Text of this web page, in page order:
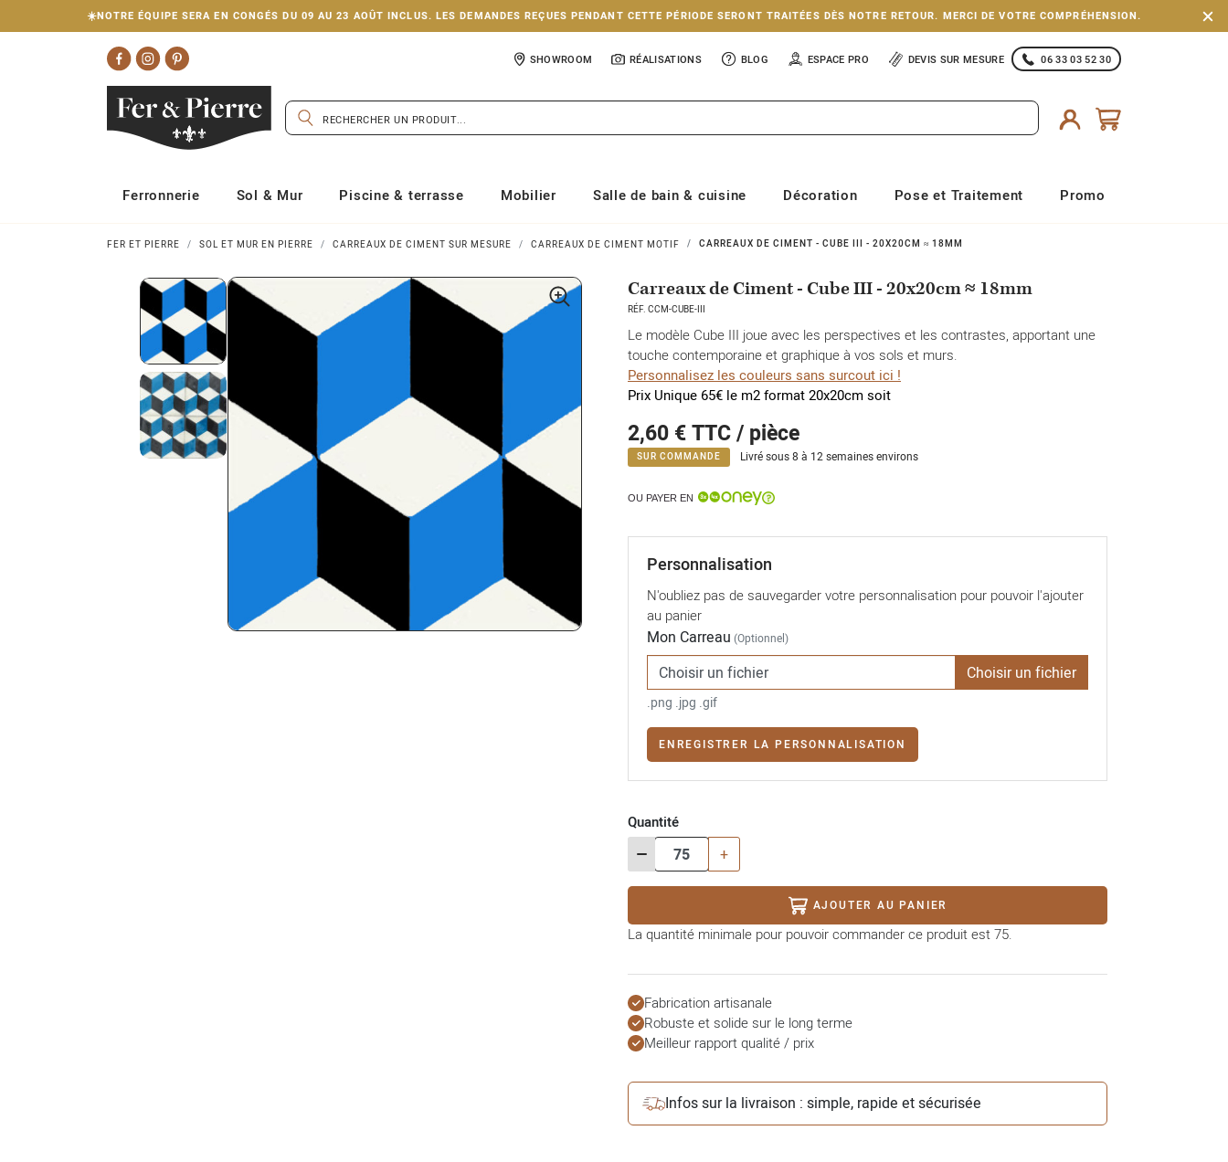
☀️NOTRE ÉQUIPE SERA EN CONGÉS DU 09 AU 23 AOÛT INCLUS. LES DEMANDES REÇUES PENDANT CETTE PÉRIODE SERONT TRAITÉES DÈS NOTRE RETOUR. MERCI DE VOTRE COMPRÉHENSION.
SHOWROOM RÉALISATIONS BLOG ESPACE PRO DEVIS SUR MESURE 06 33 03 52 30
Ferronnerie Sol & Mur Piscine & terrasse Mobilier Salle de bain & cuisine Décoration Pose et Traitement Promo
FER ET PIERRE SOL ET MUR EN PIERRE CARREAUX DE CIMENT SUR MESURE CARREAUX DE CIMENT MOTIF CARREAUX DE CIMENT - CUBE III - 20X20CM ≈ 18MM
Carreaux de Ciment - Cube III - 20x20cm ≈ 18mm
RÉF. CCM-CUBE-III
Le modèle Cube III joue avec les perspectives et les contrastes, apportant une
touche contemporaine et graphique à vos sols et murs.
Personnalisez les couleurs sans surcout ici !
Prix Unique 65€ le m2 format 20x20cm soit
2,60 €TTC / pièce
SUR COMMANDE Livré sous 8 à 12 semaines environs
OU PAYER EN
Personnalisation
N'oubliez pas de sauvegarder votre personnalisation pour pouvoir l'ajouter
au panier
Mon Carreau (Optionnel)
Choisir un fichier
.png .jpg .gif
ENREGISTRER LA PERSONNALISATION
Quantité
- +
AJOUTER AU PANIER
La quantité minimale pour pouvoir commander ce produit est 75.
Fabrication artisanale
Robuste et solide sur le long terme
Meilleur rapport qualité / prix
Infos sur la livraison : simple, rapide et sécurisée